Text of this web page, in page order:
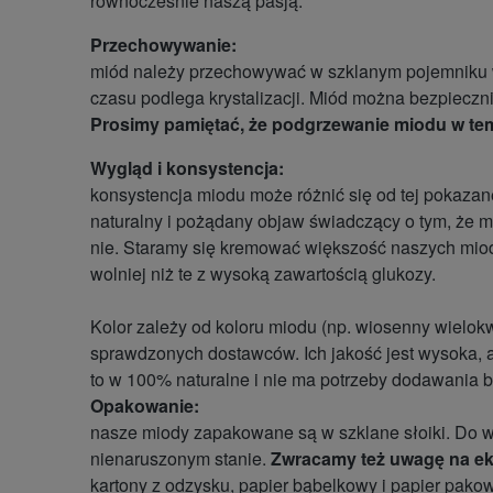
Przechowywanie:
miód należy przechowywać w szklanym
czasu podlega krystalizacji. Miód można
Prosimy pamiętać, że podgrzewanie miodu w
Wygląd i konsystencja:
konsystencja miodu może różnić się od tej
naturalny i pożądany objaw świadczący o tym, że
nie. Staramy się kremować większość naszych
wolniej niż te z wysoką zawartością glukozy.
Kolor zależy od koloru miodu (np. wiosenny
sprawdzonych dostawców. Ich jakość jest
to w 100% naturalne i nie ma potrzeby dodawania
Opakowanie:
nasze miody zapakowane są w szklane słoiki. Do
nienaruszonym stanie. Zwracamy też uwagę na
kartony z odzysku, papier bąbelkowy i papier